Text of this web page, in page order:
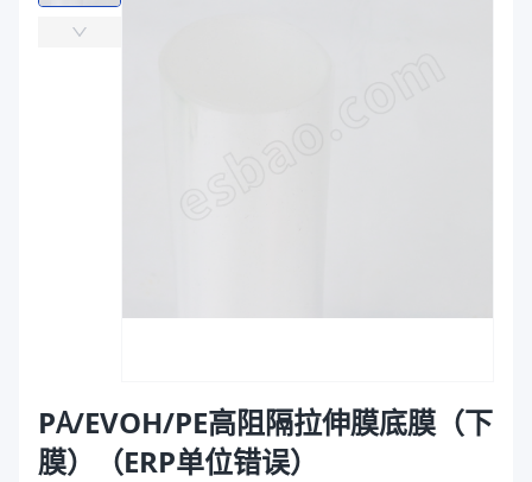
商品分类
PA/EVOH/PE高阻隔拉伸膜底膜（下
膜）（ERP单位错误）